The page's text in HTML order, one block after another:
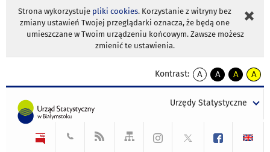
Strona wykorzystuje pliki cookies. Korzystanie z witryny bez
zmiany ustawień Twojej przeglądarki oznacza, że będą one
umieszczane w Twoim urządzeniu końcowym. Zawsze możesz
zmienić te ustawienia.
Kontrast:
A
kontrast
A
kontrast
tekst
czarnym
A
kontrast
tekst
czarnym
A
tekst
żółtym
Urzędy Statystyczne